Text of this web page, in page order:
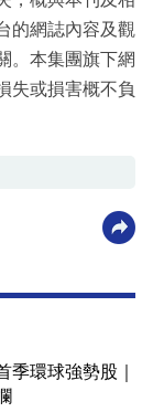
的網誌內容及觀
。本集團旗下網
失或損害概不負
季環球強勢股｜